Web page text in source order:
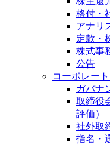
格付・
アナリ
定款・
株式事
公告
コーポレー
ガバナ
取締役
評価）
社外取
指名・